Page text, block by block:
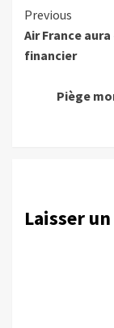
Continue
Reading
Previous
Air France
financier
Piège
Laisser